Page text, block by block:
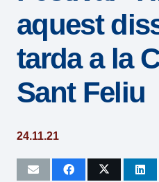
accesibilidad.
aquest
tarda a la
Sant Feliu
24.11.21